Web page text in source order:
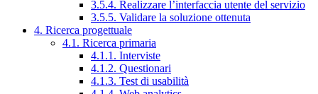
3.5.4. Realizzare l’interfaccia utente del servizio
3.5.5. Validare la soluzione ottenuta
4. Ricerca progettuale
4.1. Ricerca primaria
4.1.1. Interviste
4.1.2. Questionari
4.1.3. Test di usabilità